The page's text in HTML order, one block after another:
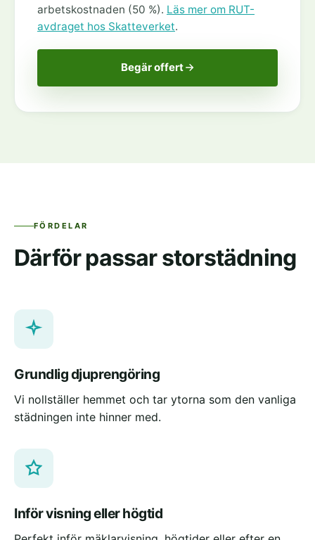
arbetskostnaden (50 %). Läs mer om RUT-
avdraget hos Skatteverket.
Begär offert
FÖRDELAR
Därför passar storstädning
Grundlig djuprengöring
Vi nollställer hemmet och tar ytorna som den vanliga
städningen inte hinner med.
Inför visning eller högtid